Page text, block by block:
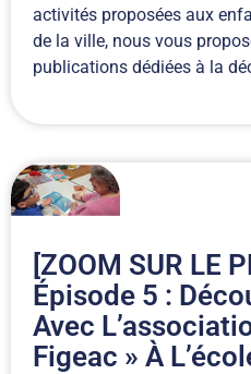
activités proposées aux
de la ville, nous vous
publications dédiées à la
[ZOOM SUR LE PÉRISCOLAIRE]
Épisode 5 :
Avec
Figeac » À